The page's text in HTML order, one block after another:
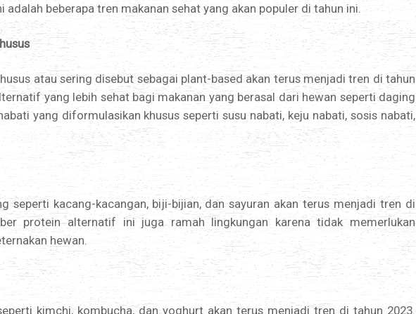
beberapa tren makanan sehat yang akan populer di tahun ini.
atau sering disebut sebagai plant-based akan terus menjadi tren di tahun
yang lebih sehat bagi makanan yang berasal dari hewan seperti daging
yang diformulasikan khusus seperti susu nabati, keju nabati, sosis nabati,
seperti kacang-kacangan, biji-bijian, dan sayuran akan terus menjadi tren di
protein alternatif ini juga ramah lingkungan karena tidak memerlukan
hewan.
kimchi, kombucha, dan yoghurt akan terus menjadi tren di tahun 2023.